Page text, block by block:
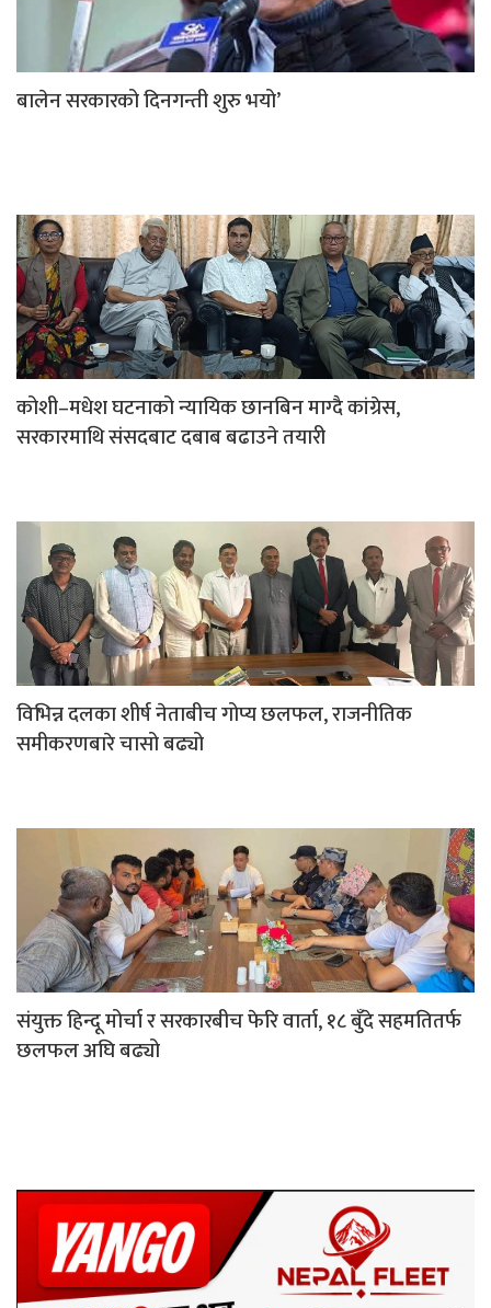
बालेन सरकारको दिनगन्ती शुरु भयो’
कोशी–मधेश घटनाको न्यायिक छानबिन माग्दै कांग्रेस,
सरकारमाथि संसदबाट दबाब बढाउने तयारी
विभिन्न दलका शीर्ष नेताबीच गोप्य छलफल, राजनीतिक
समीकरणबारे चासो बढ्यो
संयुक्त हिन्दू मोर्चा र सरकारबीच फेरि वार्ता, १८ बुँदे सहमतितर्फ
छलफल अघि बढ्यो